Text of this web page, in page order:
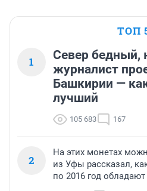
ТОП
1
Север бедный,
журналист
Башкирии —
лучший
105 683 167
2
На этих монетах
из Уфы рассказал,
по 2016 год